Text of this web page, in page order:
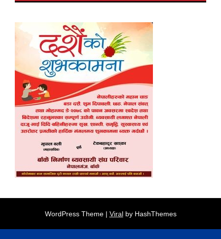
WordPress Theme | Viralby HashThemes